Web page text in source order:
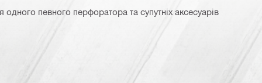
одного певного перфоратора та супутніх аксесуарів